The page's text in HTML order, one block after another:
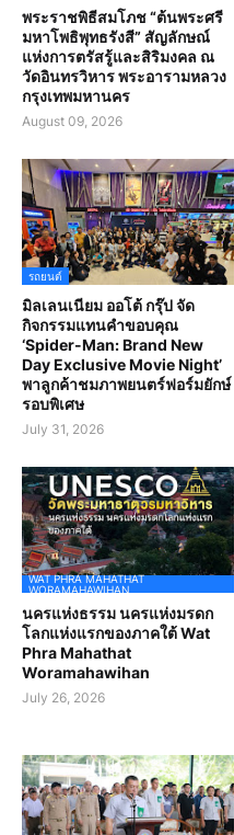
พระราชพิธีสมโภช “ต้นพระศรี
มหาโพธิพุทธรังสี” สัญลักษณ์
แห่งการตรัสรู้และสิริมงคล ณ
วัดอินทรวิหาร พระอารามหลวง
กรุงเทพมหานคร
August 09, 2026
รถยนต์
มิลเลนเนียม ออโต้ กรุ๊ป จัด
กิจกรรมแทนคำขอบคุณ
‘Spider-Man: Brand New
Day Exclusive Movie Night’
พาลูกค้าชมภาพยนตร์ฟอร์มยักษ์
รอบพิเศษ
July 31, 2026
WAT PHRA MAHATHAT
WORAMAHAWIHAN
นครแห่งธรรม นครแห่งมรดก
โลกแห่งแรกของภาคใต้ Wat
Phra Mahathat
Woramahawihan
July 26, 2026